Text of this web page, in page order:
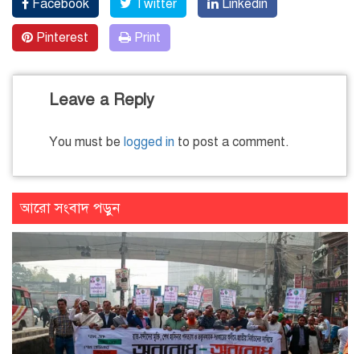
Facebook Twitter Linkedin
Pinterest Print
Leave a Reply
You must be logged in to post a comment.
আরো সংবাদ পড়ুন